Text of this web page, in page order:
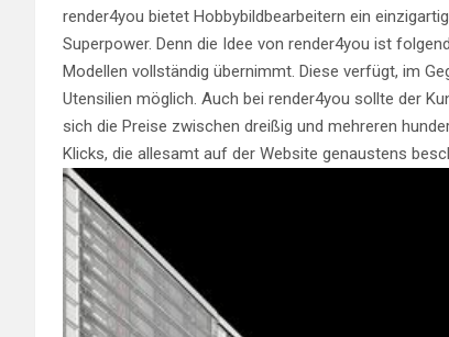
render4you bietet Hobbybildbearbeitern ein
Superpower. Denn die Idee von render4you ist
Modellen vollständig übernimmt. Diese verfügt, im
Utensilien möglich. Auch bei render4you sollte der
sich die Preise zwischen dreißig und mehreren
Klicks, die allesamt auf der Website genaustens